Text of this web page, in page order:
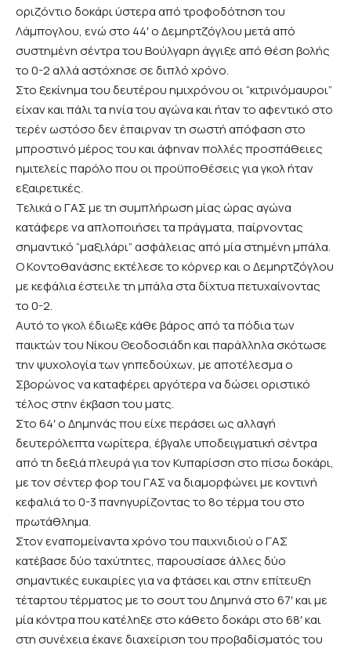
οριζόντιο δοκάρι ύστερα από τροφοδότηση του
Λάμπογλου, ενώ στο 44′ ο Δεμηρτζόγλου μετά από
συστημένη σέντρα του Βούλγαρη άγγιξε από θέση βολής
το 0-2 αλλά αστόχησε σε διπλό χρόνο.
Στο ξεκίνημα του δευτέρου ημιχρόνου οι “κιτρινόμαυροι”
είχαν και πάλι τα ηνία του αγώνα και ήταν το αφεντικό στο
τερέν ωστόσο δεν έπαιρναν τη σωστή απόφαση στο
μπροστινό μέρος του και άφηναν πολλές προσπάθειες
ημιτελείς παρόλο που οι προϋποθέσεις για γκολ ήταν
εξαιρετικές.
Τελικά ο ΓΑΣ με τη συμπλήρωση μίας ώρας αγώνα
κατάφερε να απλοποιήσει τα πράγματα, παίρνοντας
σημαντικό “μαξιλάρι” ασφάλειας από μία στημένη μπάλα.
Ο Κοντοθανάσης εκτέλεσε το κόρνερ και ο Δεμηρτζόγλου
με κεφάλια έστειλε τη μπάλα στα δίχτυα πετυχαίνοντας
το 0-2.
Αυτό το γκολ έδιωξε κάθε βάρος από τα πόδια των
παικτών του Νίκου Θεοδοσιάδη και παράλληλα σκότωσε
την ψυχολογία των γηπεδούχων, με αποτέλεσμα ο
Σβορώνος να καταφέρει αργότερα να δώσει οριστικό
τέλος στην έκβαση του ματς.
Στο 64′ ο Δημηνάς που είχε περάσει ως αλλαγή
δευτερόλεπτα νωρίτερα, έβγαλε υποδειγματική σέντρα
από τη δεξιά πλευρά για τον Κυπαρίσση στο πίσω δοκάρι,
με τον σέντερ φορ του ΓΑΣ να διαμορφώνει με κοντινή
κεφαλιά το 0-3 πανηγυρίζοντας το 8ο τέρμα του στο
πρωτάθλημα.
Στον εναπομείναντα χρόνο του παιχνιδιού ο ΓΑΣ
κατέβασε δύο ταχύτητες, παρουσίασε άλλες δύο
σημαντικές ευκαιρίες για να φτάσει και στην επίτευξη
τέταρτου τέρματος με το σουτ του Δημηνά στο 67′ και με
μία κόντρα που κατέληξε στο κάθετο δοκάρι στο 68′ και
στη συνέχεια έκανε διαχείριση του προβαδίσματός του